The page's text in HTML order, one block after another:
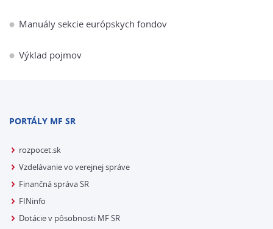
Manuály sekcie európskych fondov
Výklad pojmov
PORTÁLY MF SR
rozpocet.sk
Vzdelávanie vo verejnej správe
Finančná správa SR
FINinfo
Dotácie v pôsobnosti MF SR